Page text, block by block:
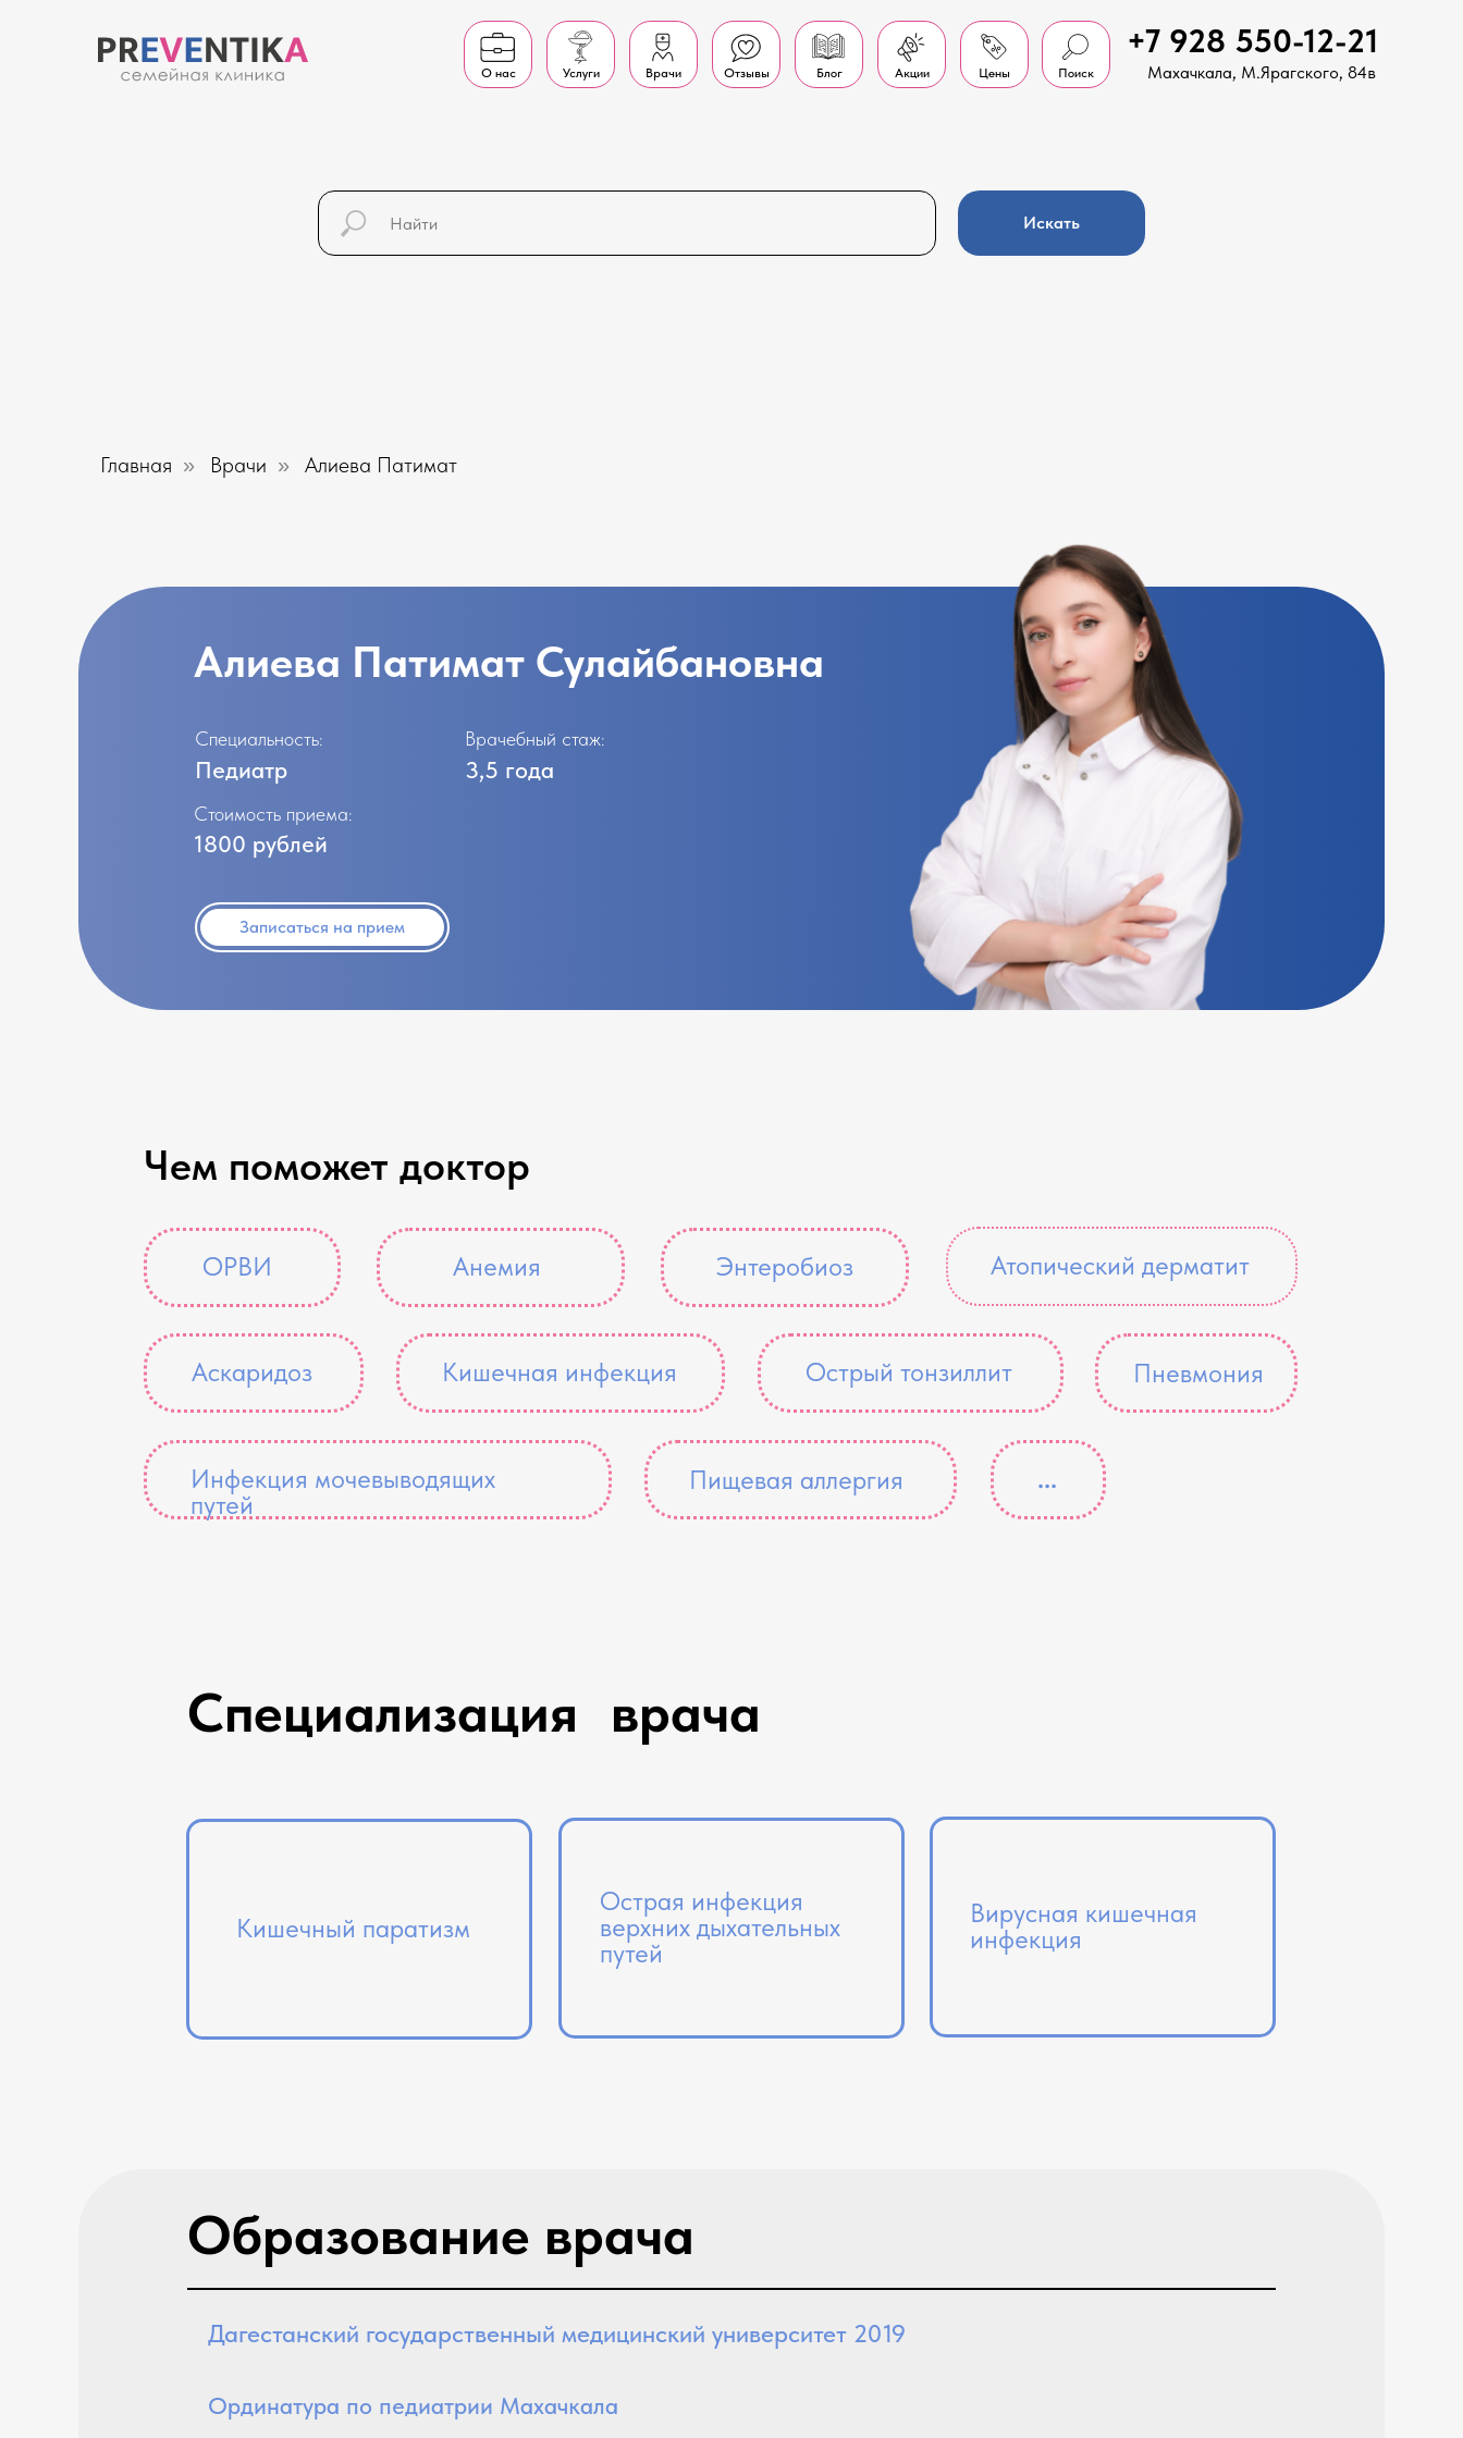
Цены
Акции
Блог
Отзывы
Врачи
Услуги
О нас Поиск
+7 928 550-12-21
Махачкала, М.Ярагского, 84в
Искать
Главная » Врачи » Алиева Патимат
Алиева Патимат Сулайбановна
Специальность: Врачебный стаж:
Стоимость приема:
Педиатр 3,5 года
1800 рублей
Записаться на прием
ОРВИ Анемия
Аскаридоз
Энтеробиоз Атопический дерматит
Чем поможет доктор
Кишечная инфекция Пневмония
Острый тонзиллит
Инфекция мочевыводящих
путей
Пищевая аллергия ...
Специализация врача
Вирусная кишечная
инфекция
Кишечный паратизм
Острая инфекция
верхних дыхательных
путей
Образование врача
Дагестанский государственный медицинский университет 2019
Ординатура по педиатрии Махачкала